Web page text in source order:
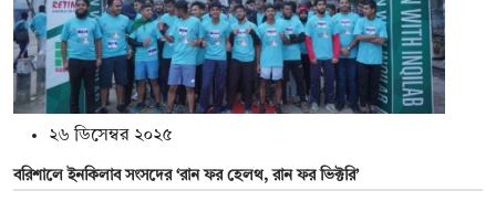
২৬ ডিসেম্বর ২০২৫
বরিশালে ইনকিলাব সংসদের ‘রান ফর হেলথ, রান ফর ভিক্টরি’